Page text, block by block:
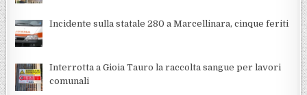
Incidente sulla statale 280 a Marcellinara, cinque feriti
Interrotta a Gioia Tauro la raccolta sangue per lavori
comunali